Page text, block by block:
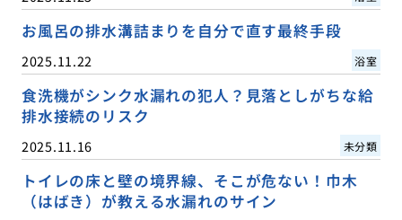
お風呂の排水溝詰まりを自分で直す最終手段
2025.11.22 浴室
食洗機がシンク水漏れの犯人？見落としがちな給
排水接続のリスク
2025.11.16 未分類
トイレの床と壁の境界線、そこが危ない！巾木
（はばき）が教える水漏れのサイン